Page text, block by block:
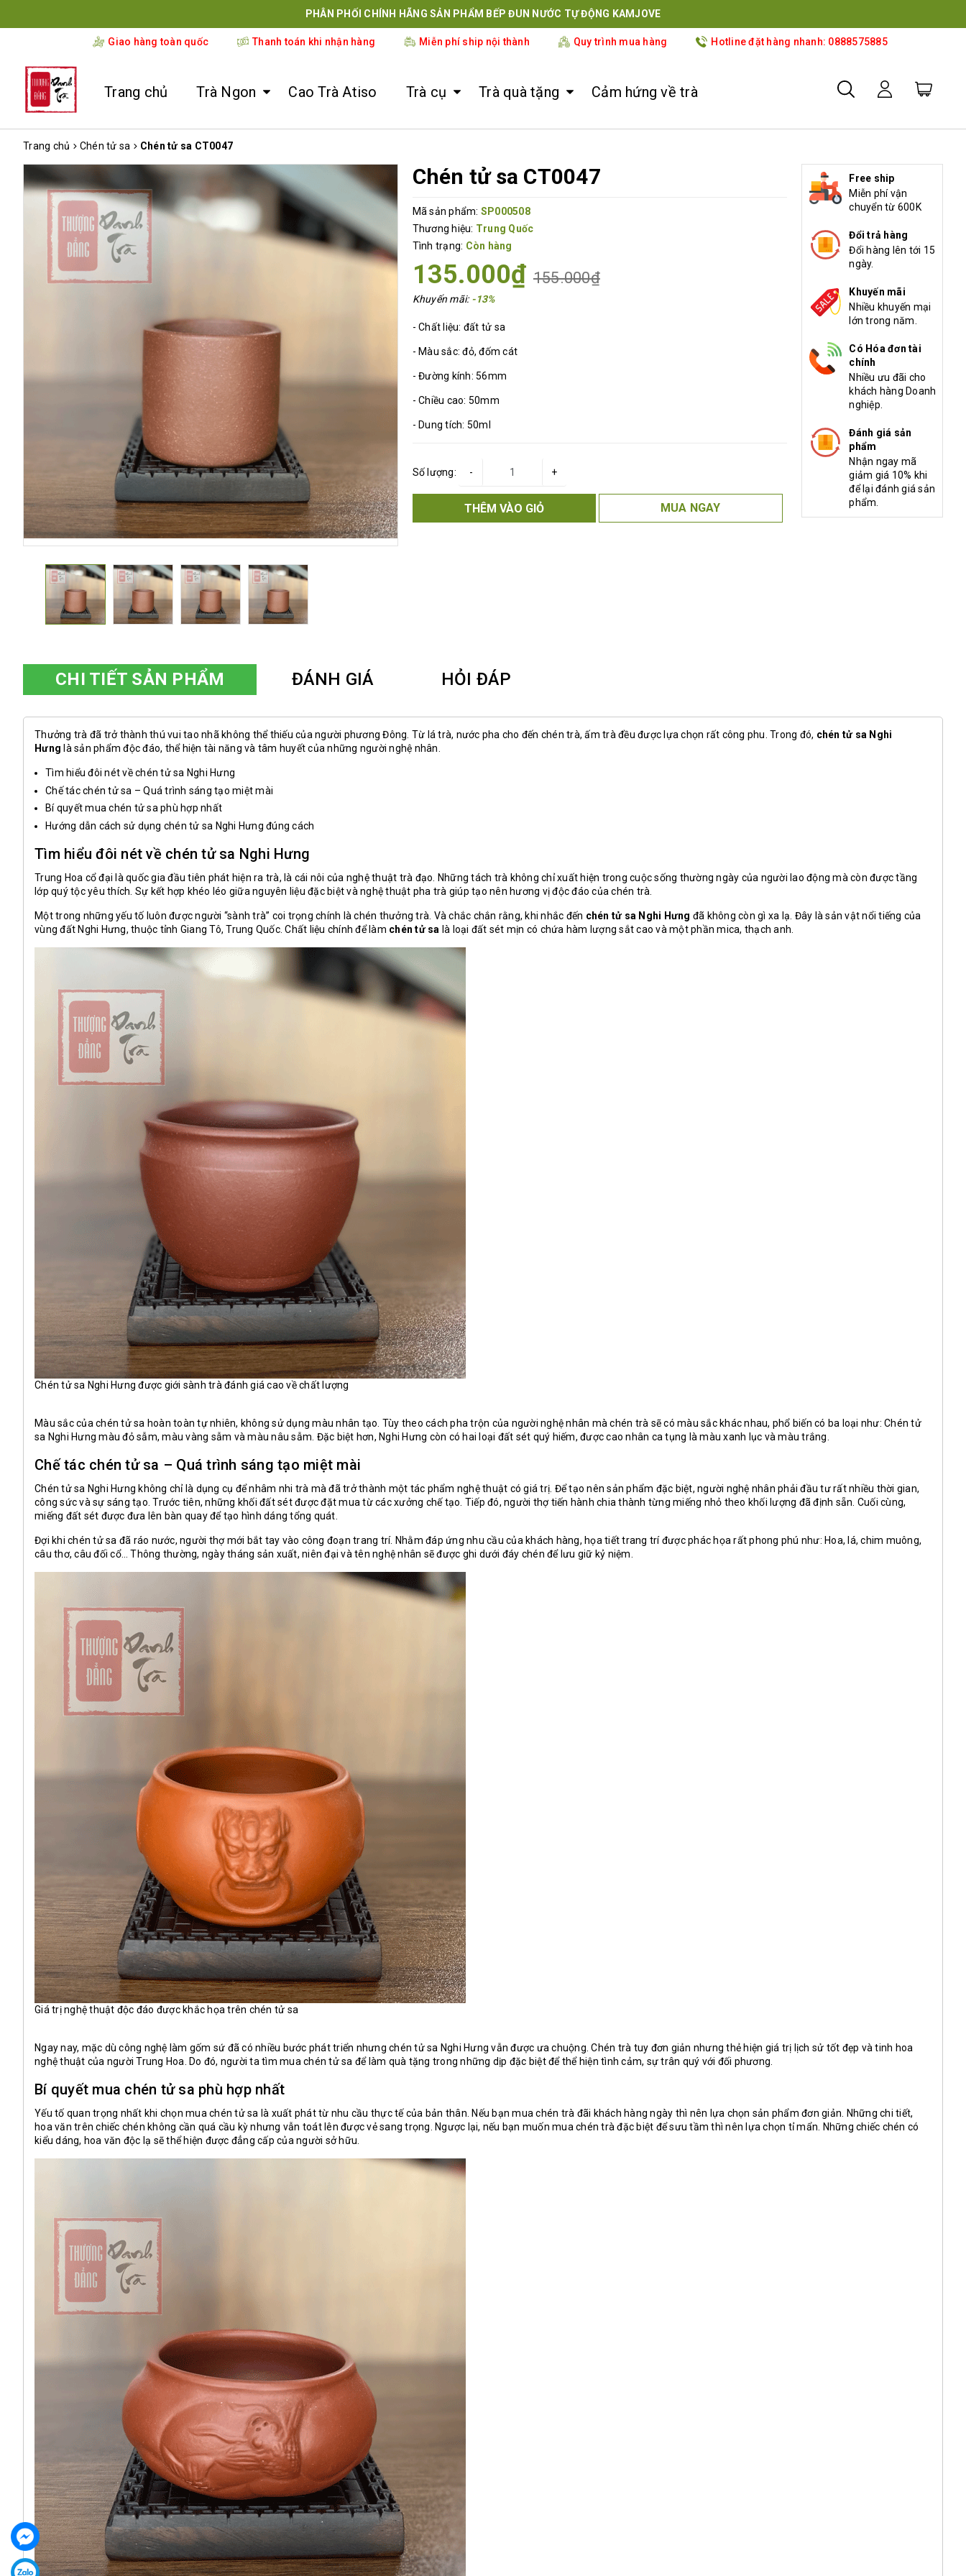
PHÂN PHỐI CHÍNH HÃNG SẢN PHẨM BẾP ĐUN NƯỚC TỰ ĐỘNG KAMJOVE
Giao hàng toàn quốc Thanh toán khi nhận hàng Miễn phí ship nội thành Quy trình mua hàng Hotline đặt hàng nhanh: 0888575885
Trang chủ Trà Ngon Cao Trà Atiso Trà cụ Trà quà tặng Cảm hứng về trà
Trang chủ Chén tử sa Chén tử sa CT0047
Chén tử sa CT0047
Mã sản phẩm: SP000508
Thương hiệu: Trung Quốc
Tình trạng: Còn hàng
135.000₫ 155.000₫
Khuyến mãi: -13%
- Chất liệu: đất tử sa
- Màu sắc: đỏ, đốm cát
- Đường kính: 56mm
- Chiều cao: 50mm
- Dung tích: 50ml
Số lượng: +
-
THÊM VÀO GIỎ MUA NGAY
Free ship
Miễn phí vận
chuyển từ 600K
Đổi trả hàng
Đổi hàng lên tới 15
ngày.
Khuyến mãi
Nhiều khuyến mại
lớn trong năm.
Có Hóa đơn tài
chính
Nhiều ưu đãi cho
khách hàng Doanh
nghiệp.
Đánh giá sản
phẩm
Nhận ngay mã
giảm giá 10% khi
để lại đánh giá sản
phẩm.
CHI TIẾT SẢN PHẨM ĐÁNH GIÁ HỎI ĐÁP
Thưởng trà đã trở thành thú vui tao nhã không thể thiếu của người phương Đông. Từ lá trà, nước pha cho đến chén trà, ấm trà đều được lựa chọn rất công phu. Trong đó, chén tử sa Nghi
Hưng là sản phẩm độc đáo, thể hiện tài năng và tâm huyết của những người nghệ nhân.
Tìm hiểu đôi nét về chén tử sa Nghi Hưng
Chế tác chén tử sa – Quá trình sáng tạo miệt mài
Bí quyết mua chén tử sa phù hợp nhất
Hướng dẫn cách sử dụng chén tử sa Nghi Hưng đúng cách
Tìm hiểu đôi nét về chén tử sa Nghi Hưng
Trung Hoa cổ đại là quốc gia đầu tiên phát hiện ra trà, là cái nôi của nghệ thuật trà đạo. Những tách trà không chỉ xuất hiện trong cuộc sống thường ngày của người lao động mà còn được tầng
lớp quý tộc yêu thích. Sự kết hợp khéo léo giữa nguyên liệu đặc biệt và nghệ thuật pha trà giúp tạo nên hương vị độc đáo của chén trà.
Một trong những yếu tố luôn được người “sành trà” coi trọng chính là chén thưởng trà. Và chắc chắn rằng, khi nhắc đến chén tử sa Nghi Hưng đã không còn gì xa lạ. Đây là sản vật nổi tiếng của
vùng đất Nghi Hưng, thuộc tỉnh Giang Tô, Trung Quốc. Chất liệu chính để làm chén tử sa là loại đất sét mịn có chứa hàm lượng sắt cao và một phần mica, thạch anh.
Chén tử sa Nghi Hưng được giới sành trà đánh giá cao về chất lượng
Màu sắc của chén tử sa hoàn toàn tự nhiên, không sử dụng màu nhân tạo. Tùy theo cách pha trộn của người nghệ nhân mà chén trà sẽ có màu sắc khác nhau, phổ biến có ba loại như: Chén tử
sa Nghi Hưng màu đỏ sẫm, màu vàng sẫm và màu nâu sẫm. Đặc biệt hơn, Nghi Hưng còn có hai loại đất sét quý hiếm, được cao nhân ca tụng là màu xanh lục và màu trắng.
Chế tác chén tử sa – Quá trình sáng tạo miệt mài
Chén tử sa Nghi Hưng không chỉ là dụng cụ để nhâm nhi trà mà đã trở thành một tác phẩm nghệ thuật có giá trị. Để tạo nên sản phẩm đặc biệt, người nghệ nhân phải đầu tư rất nhiều thời gian,
công sức và sự sáng tạo. Trước tiên, những khối đất sét được đặt mua từ các xưởng chế tạo. Tiếp đó, người thợ tiến hành chia thành từng miếng nhỏ theo khối lượng đã định sẵn. Cuối cùng,
miếng đất sét được đưa lên bàn quay để tạo hình dáng tổng quát.
Đợi khi chén tử sa đã ráo nước, người thợ mới bắt tay vào công đoạn trang trí. Nhằm đáp ứng nhu cầu của khách hàng, họa tiết trang trí được phác họa rất phong phú như: Hoa, lá, chim muông,
câu thơ, câu đối cổ… Thông thường, ngày tháng sản xuất, niên đại và tên nghệ nhân sẽ được ghi dưới đáy chén để lưu giữ kỷ niệm.
Giá trị nghệ thuật độc đáo được khắc họa trên chén tử sa
Ngay nay, mặc dù công nghệ làm gốm sứ đã có nhiều bước phát triển nhưng chén tử sa Nghi Hưng vẫn được ưa chuộng. Chén trà tuy đơn giản nhưng thẻ hiện giá trị lịch sử tốt đẹp và tinh hoa
nghệ thuật của người Trung Hoa. Do đó, người ta tìm mua chén tử sa để làm quà tặng trong những dịp đặc biệt để thể hiện tình cảm, sự trân quý với đối phương.
Bí quyết mua chén tử sa phù hợp nhất
Yếu tố quan trọng nhất khi chọn mua chén tử sa là xuất phát từ nhu cầu thực tế của bản thân. Nếu bạn mua chén trà đãi khách hàng ngày thì nên lựa chọn sản phẩm đơn giản. Những chi tiết,
hoa văn trên chiếc chén không cần quá cầu kỳ nhưng vẫn toát lên được vẻ sang trọng. Ngược lại, nếu bạn muốn mua chén trà đặc biệt để sưu tầm thì nên lựa chọn tỉ mẩn. Những chiếc chén có
kiểu dáng, hoa văn độc lạ sẽ thể hiện được đẳng cấp của người sở hữu.